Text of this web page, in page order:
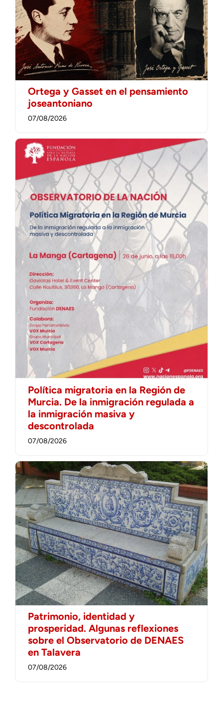
Ortega y Gasset en el pensamiento
joseantoniano
07/08/2026
Política migratoria en la Región de
Murcia. De la inmigración regulada a
la inmigración masiva y
descontrolada
07/08/2026
Patrimonio, identidad y
prosperidad. Algunas reflexiones
sobre el Observatorio de DENAES
en Talavera
07/08/2026